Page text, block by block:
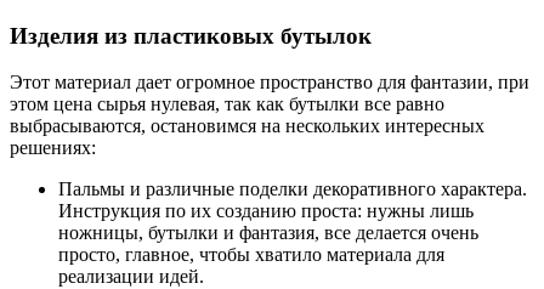
Изделия из пластиковых бутылок
Этот материал дает огромное пространство для фантазии, при
этом цена сырья нулевая, так как бутылки все равно
выбрасываются, остановимся на нескольких интересных
решениях:
Пальмы и различные поделки декоративного характера.
Инструкция по их созданию проста: нужны лишь
ножницы, бутылки и фантазия, все делается очень
просто, главное, чтобы хватило материала для
реализации идей.